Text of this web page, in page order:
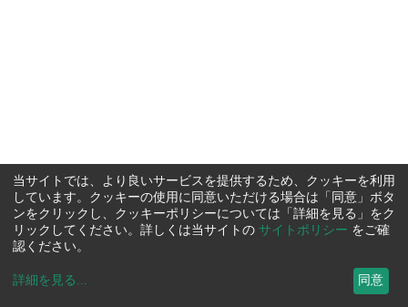
当サイトでは、より良いサービスを提供するため、クッキーを利用
しています。クッキーの使用に同意いただける場合は「同意」ボタ
ンをクリックし、クッキーポリシーについては「詳細を見る」をク
リックしてください。詳しくは当サイトの サイトポリシー をご確
認ください。
詳細を見る ... 同意